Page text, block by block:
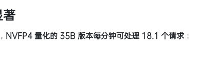
NVFP4 量化的 35B 版本每分钟可处理 18.1 个请求 ：